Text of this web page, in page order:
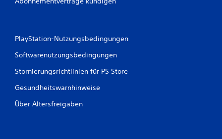
PlayStation-Nutzungsbedingungen
Softwarenutzungsbedingungen
Stornierungsrichtlinien für PS Store
Gesundheitswarnhinweise
Über Altersfreigaben